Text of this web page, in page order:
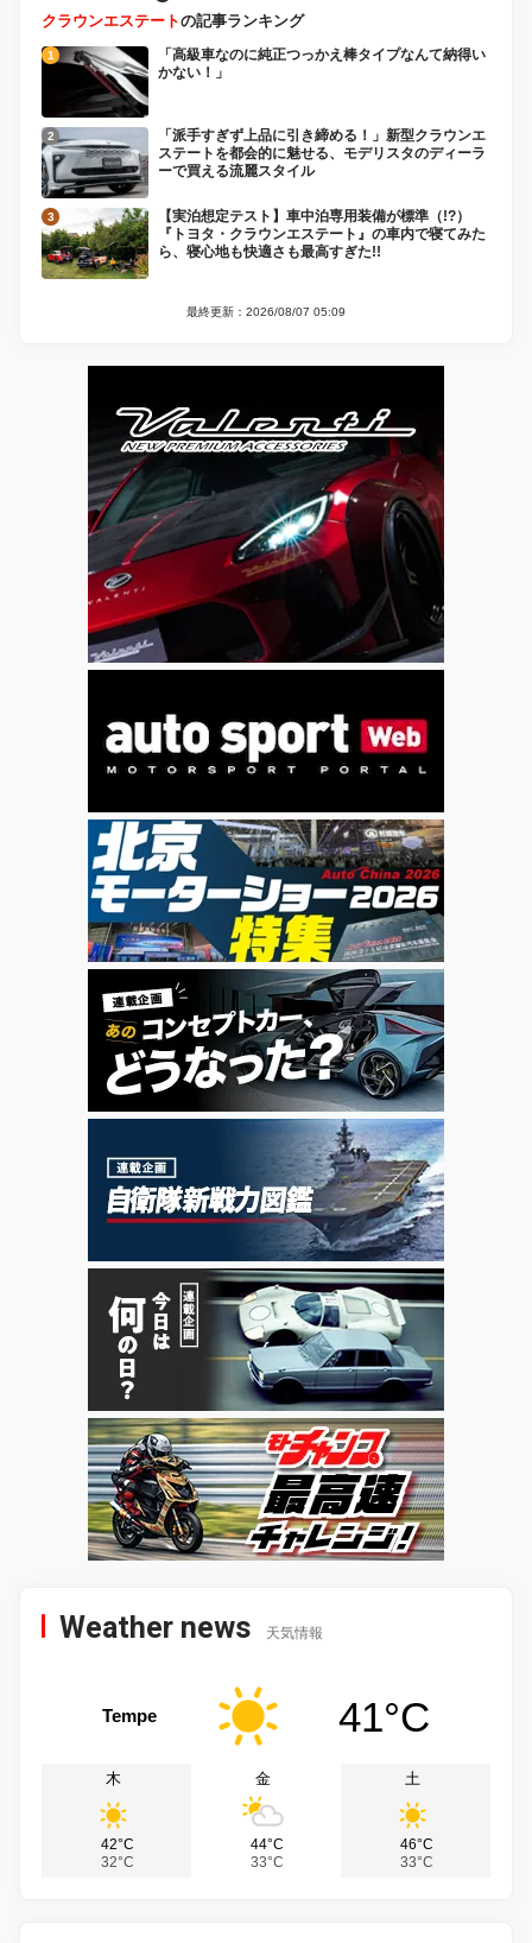
クラウンエステートの記事ランキング
「高級車なのに純正つっかえ棒タイプなんて納得い
かない！」
「派手すぎず上品に引き締める！」新型クラウンエ
ステートを都会的に魅せる、モデリスタのディーラ
ーで買える流麗スタイル
【実泊想定テスト】車中泊専用装備が標準（!?）
『トヨタ・クラウンエステート』の車内で寝てみた
ら、寝心地も快適さも最高すぎた!!
最終更新：2026/08/07 05:09
Weather news 天気情報
Tempe 41°C
木
42°C
32°C
金
44°C
33°C
土
46°C
33°C